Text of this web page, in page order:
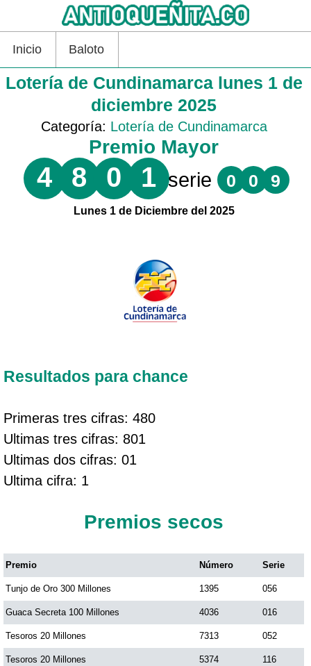
Inicio Baloto
Lotería de Cundinamarca lunes 1 de
diciembre 2025
Categoría: Lotería de Cundinamarca
Premio Mayor
4 8 0 1 serie 0 0 9
Lunes 1 de Diciembre del 2025
Resultados para chance
Primeras tres cifras: 480
Ultimas tres cifras: 801
Ultimas dos cifras: 01
Ultima cifra: 1
Premios secos
Premio Número Serie
Tunjo de Oro 300 Millones 1395 056
Guaca Secreta 100 Millones 4036 016
Tesoros 20 Millones 7313 052
Tesoros 20 Millones 5374 116